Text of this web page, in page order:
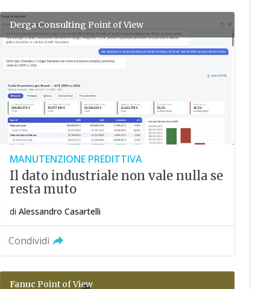
Derga Consulting Point of View
MANUTENZIONE PREDITTIVA
Il dato industriale non vale nulla se
resta muto
diAlessandro Casartelli
Condividi
Fanuc Point of View